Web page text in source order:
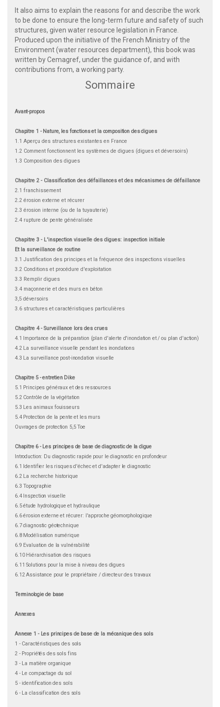
It also aims to explain the reasons for and describe the work
to be done to ensure the long-term future and safety of such
structures, given water resource legislation in France.
Produced upon the initiative of the French Ministry of the
Environment (water resources department), this book was
written by Cemagref, under the guidance of, and with
contributions from, a working party.
Sommaire
Avant-propos
Chapitre 1 - Nature, les fonctions et la composition des digues
1.1 Aperçu des structures existantes en France
1.2 Comment fonctionnent les systèmes de digues (digues et déversoirs)
1.3 Composition des digues
Chapitre 2 - Classification des défaillances et des mécanismes de défaillance
2.1 franchissement
2.2 érosion externe et récurer
2.3 érosion interne (ou de la tuyauterie)
2.4 rupture de pente généralisée
Chapitre 3 - L'inspection visuelle des digues: inspection initiale
Et la surveillance de routine
3.1 Justification des principes et la fréquence des inspections visuelles
3.2 Conditions et procédure d'exploitation
3.3 Remplir digues
3.4 maçonnerie et des murs en béton
3,5 déversoirs
3.6 structures et caractéristiques particulières
Chapitre 4 - Surveillance lors des crues
4.1 Importance de la préparation (plan d'alerte d'inondation et / ou plan d'action)
4.2 La surveillance visuelle pendant les inondations
4.3 La surveillance post-inondation visuelle
Chapitre 5 - entretien Dike
5.1 Principes généraux et des ressources
5.2 Contrôle de la végétation
5.3 Les animaux fouisseurs
5.4 Protection de la pente et les murs
Ouvrages de protection 5,5 Toe
Chapitre 6 - Les principes de base de diagnostic de la digue
Introduction: Du diagnostic rapide pour le diagnostic en profondeur
6.1 Identifier les risques d'échec et d'adapter le diagnostic
6.2 La recherche historique
6.3 Topographie
6.4 Inspection visuelle
6.5 étude hydrologique et hydraulique
6.6 érosion externe et récurer: l'approche géomorphologique
6.7 diagnostic géotechnique
6.8 Modélisation numérique
6.9 Evaluation de la vulnérabilité
6.10 Hiérarchisation des risques
6.11 Solutions pour la mise à niveau des digues
6.12 Assistance pour le propriétaire / directeur des travaux
Terminologie de base
Annexes
Annexe 1 - Les principes de base de la mécanique des sols
1 - Caractéristiques des sols
2 - Propriétés des sols fins
3 - La matière organique
4 - Le compactage du sol
5 - identification des sols
6 - La classification des sols